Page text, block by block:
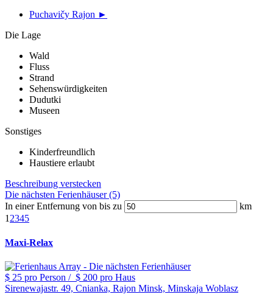
Puchavičy Rajon ►
Die Lage
Wald
Fluss
Strand
Sehenswürdigkeiten
Dudutki
Museen
Sonstiges
Kinderfreundlich
Haustiere erlaubt
Beschreibung verstecken
Die nächsten Ferienhäuser (5)
In einer Entfernung von bis zu
km
1 2345
Maxi-Relax
$ 25 pro Person / $ 200 pro Haus
Sirenewajastr. 49, Cnianka, Rajon Minsk, Minskaja Woblasz